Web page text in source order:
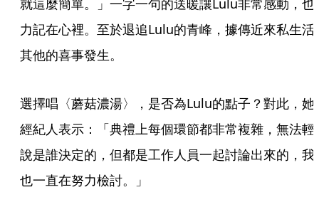
就這麼簡單。」一字一句的送暖讓Lulu非常感動，也
力記在心裡。至於退追Lulu的青峰，據傳近來私生活
其他的喜事發生。
選擇唱〈蘑菇濃湯〉，是否為Lulu的點子？對此，她
經紀人表示：「典禮上每個環節都非常複雜，無法輕
說是誰決定的，但都是工作人員一起討論出來的，我
也一直在努力檢討。」